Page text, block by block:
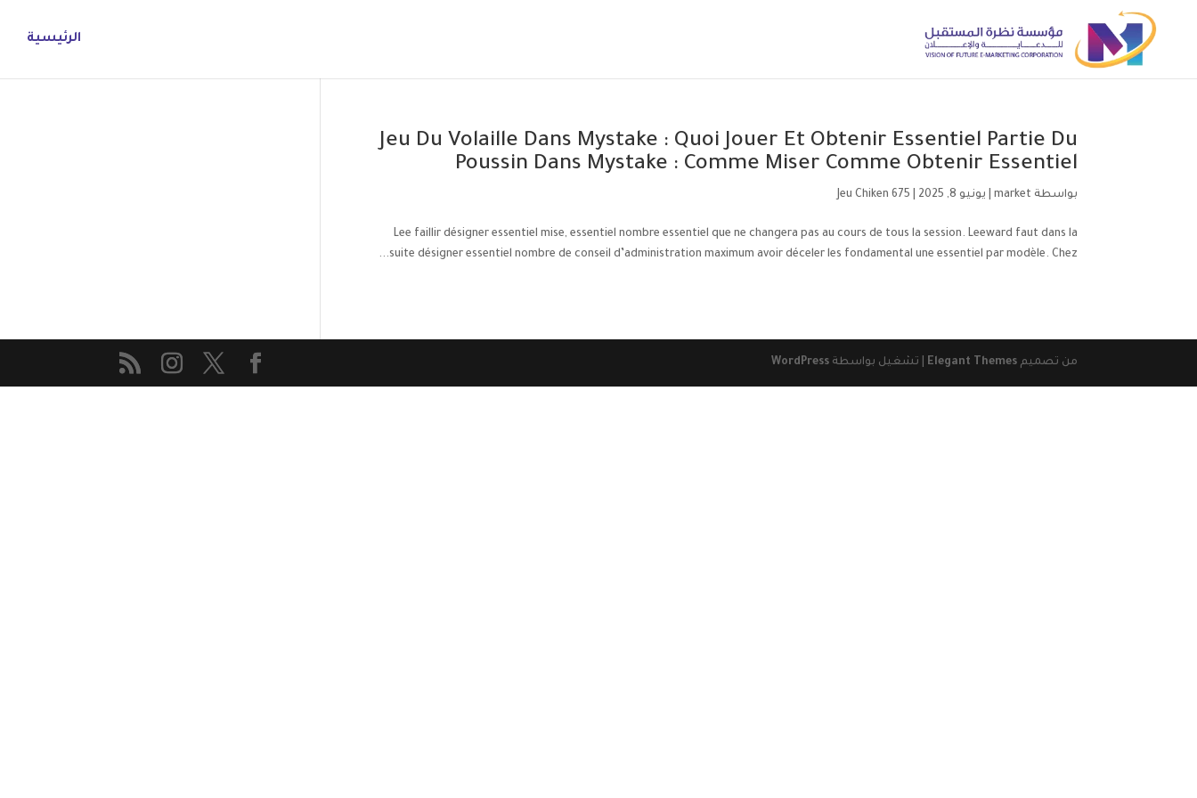
الرئيسية
Jeu Du Volaille Dans Mystake : Quoi Jouer Et Obtenir Essentiel Partie Du
Poussin Dans Mystake : Comme Miser Comme Obtenir Essentiel
بواسطة market يونيو 8, 2025 Jeu Chiken 675
Lee faillir désigner essentiel mise, essentiel nombre essentiel que ne changera pas au cours de tous la session. Leeward faut dans la
suite désigner essentiel nombre de conseil d’administration maximum avoir déceler les fondamental une essentiel par modèle. Chez...
من تصميمElegant Themes | تشغيل بواسطةWordPress